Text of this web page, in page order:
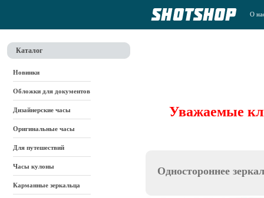
О
Каталог
Новинки
Обложки для документов
Дизайнерские часы
Оригинальные часы
Для путешествий
Часы кулоны
Карманные зеркальца
Уважаемые
Одностороннее